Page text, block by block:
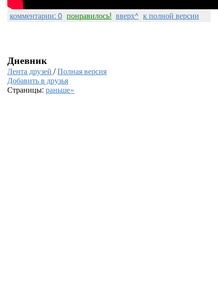
комментарии: 0 понравилось! вверх^ к полной версии
Дневник
Лента друзей /Полная версия
Добавить в друзья
Страницы: раньше»